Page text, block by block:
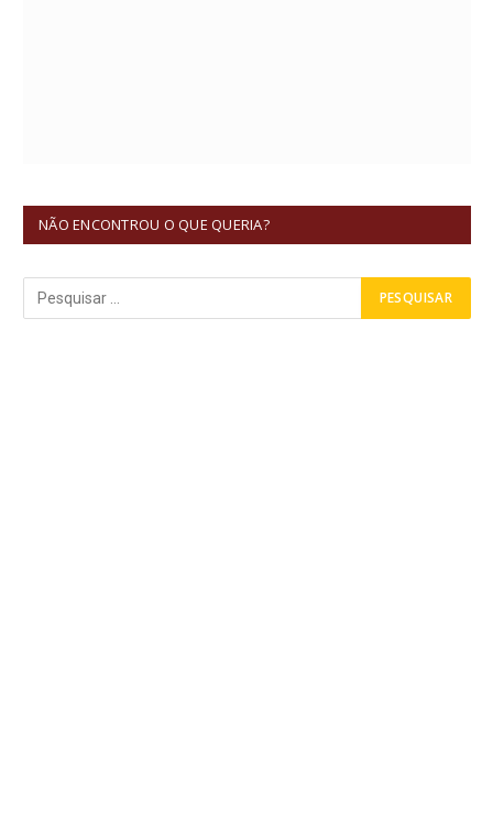
NÃO ENCONTROU O QUE QUERIA?